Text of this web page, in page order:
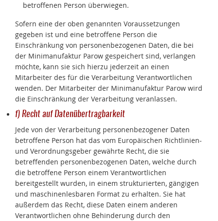
betroffenen Person überwiegen.
Sofern eine der oben genannten Voraussetzungen
gegeben ist und eine betroffene Person die
Einschränkung von personenbezogenen Daten, die bei
der Minimanufaktur Parow gespeichert sind, verlangen
möchte, kann sie sich hierzu jederzeit an einen
Mitarbeiter des für die Verarbeitung Verantwortlichen
wenden. Der Mitarbeiter der Minimanufaktur Parow wird
die Einschränkung der Verarbeitung veranlassen.
f) Recht auf Datenübertragbarkeit
Jede von der Verarbeitung personenbezogener Daten
betroffene Person hat das vom Europäischen Richtlinien-
und Verordnungsgeber gewährte Recht, die sie
betreffenden personenbezogenen Daten, welche durch
die betroffene Person einem Verantwortlichen
bereitgestellt wurden, in einem strukturierten, gängigen
und maschinenlesbaren Format zu erhalten. Sie hat
außerdem das Recht, diese Daten einem anderen
Verantwortlichen ohne Behinderung durch den